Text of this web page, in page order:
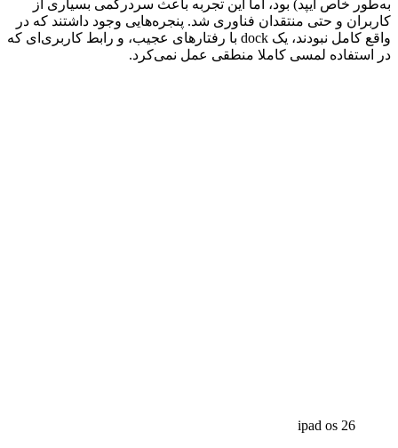
به‌طور خاص آیپد) بود، اما این تجربه باعث سردرگمی بسیاری از
کاربران و حتی منتقدان فناوری شد. پنجره‌هایی وجود داشتند که در
واقع کامل نبودند، یک dock با رفتارهای عجیب، و رابط کاربری‌ای که
در استفاده لمسی کاملا منطقی عمل نمی‌کرد.
ipad os 26